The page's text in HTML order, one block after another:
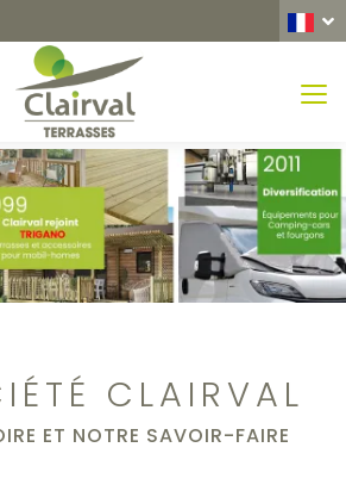
CLAIRVAL
ET NOTRE SAVOIR-FAIRE